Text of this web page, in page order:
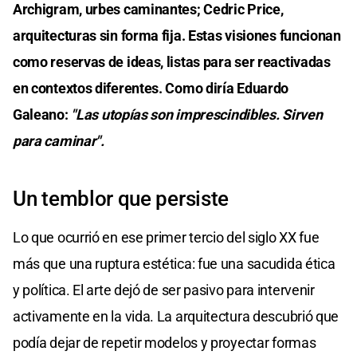
Archigram, urbes caminantes; Cedric Price,
arquitecturas sin forma fija. Estas visiones funcionan
como reservas de ideas, listas para ser reactivadas
en contextos diferentes. Como diría Eduardo
Galeano: "Las utopías son imprescindibles. Sirven
para caminar".
Un temblor que persiste
Lo que ocurrió en ese primer tercio del siglo XX fue
más que una ruptura estética: fue una sacudida ética
y política. El arte dejó de ser pasivo para intervenir
activamente en la vida. La arquitectura descubrió que
podía dejar de repetir modelos y proyectar formas